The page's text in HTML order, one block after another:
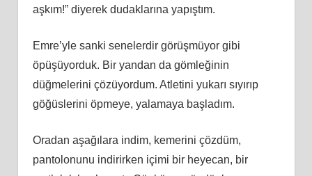
aşkım!” diyerek dudaklarına yapıştım.
Emre’yle sanki senelerdir görüşmüyor gibi
öpüşüyorduk. Bir yandan da gömleğinin
düğmelerini çözüyordum. Atletini yukarı sıyırıp
göğüslerini öpmeye, yalamaya başladım.
Oradan aşağılara indim, kemerini çözdüm,
pantolonunu indirirken içimi bir heyecan, bir